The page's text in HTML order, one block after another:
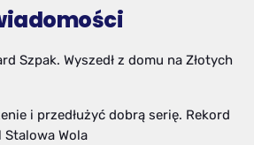
Szpak. Wyszedł z domu na Złotych
i przedłużyć dobrą serię. Rekord
Wola